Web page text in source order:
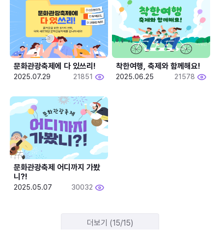
문화관광축제에 다 있쓰리!
2025.07.29 21851
착한여행, 축제와 함께해요!
2025.06.25 21578
문화관광축제 어디까지 가봤
니?!
2025.05.07 30032
더보기 (15/15)